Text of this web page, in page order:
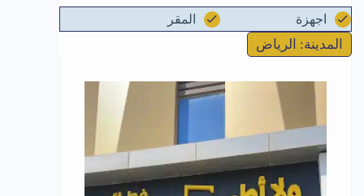
اجهزة المقر
المدينة: الرياض